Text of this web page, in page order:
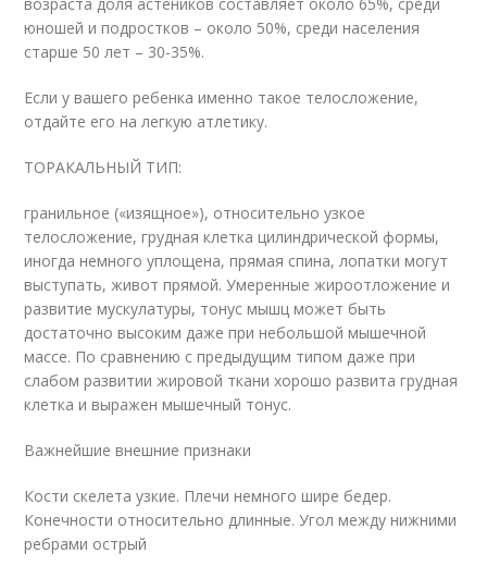
юношей и подростков – около 50%, среди населения
старше 50 лет – 30-35%.
Если у вашего ребенка именно такое телосложение,
отдайте его на легкую атлетику.
ТОРАКАЛЬНЫЙ ТИП:
гранильное («изящное»), относительно узкое
телосложение, грудная клетка цилиндрической формы,
иногда немного уплощена, прямая спина, лопатки могут
выступать, живот прямой. Умеренные жироотложение и
развитие мускулатуры, тонус мышц может быть
достаточно высоким даже при небольшой мышечной
массе. По сравнению с предыдущим типом даже при
слабом развитии жировой ткани хорошо развита грудная
клетка и выражен мышечный тонус.
Важнейшие внешние признаки
Кости скелета узкие. Плечи немного шире бедер.
Конечности относительно длинные. Угол между нижними
ребрами острый